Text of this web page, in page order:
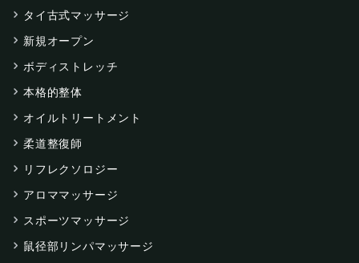
タイ古式マッサージ
新規オープン
ボディストレッチ
本格的整体
オイルトリートメント
柔道整復師
リフレクソロジー
アロママッサージ
スポーツマッサージ
鼠径部リンパマッサージ